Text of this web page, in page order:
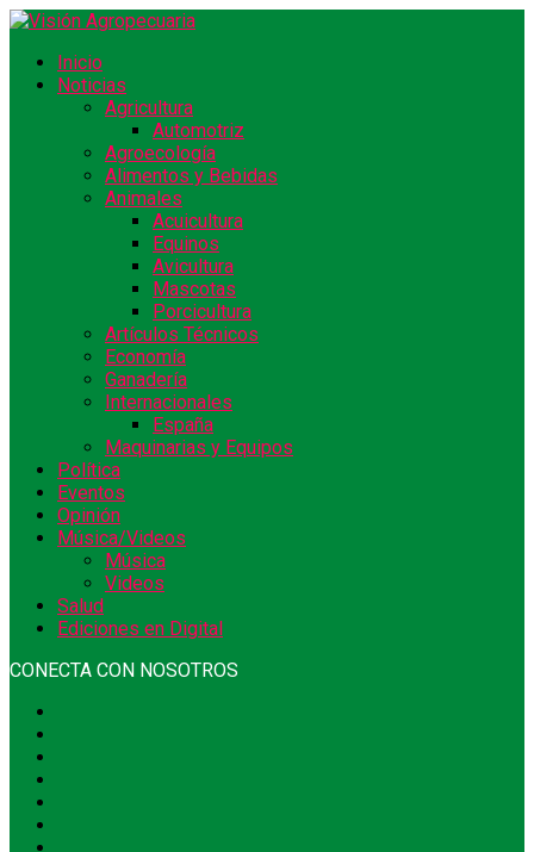
Inicio
Noticias
Agricultura
Automotriz
Agroecología
Alimentos y Bebidas
Animales
Acuicultura
Equinos
Avicultura
Mascotas
Porcicultura
Artículos Técnicos
Economía
Ganadería
Internacionales
España
Maquinarias y Equipos
Política
Eventos
Opinión
Música/Videos
Música
Videos
Salud
Ediciones en Digital
CONECTA CON NOSOTROS